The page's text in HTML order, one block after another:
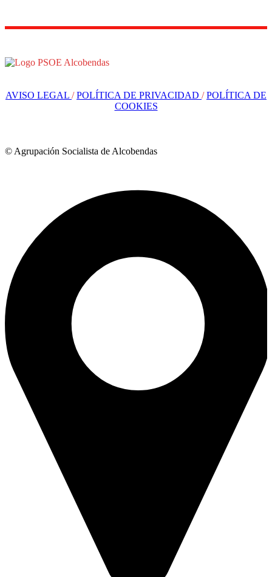
AVISO LEGAL /POLÍTICA DE PRIVACIDAD /POLÍTICA DE
COOKIES
© Agrupación Socialista de Alcobendas